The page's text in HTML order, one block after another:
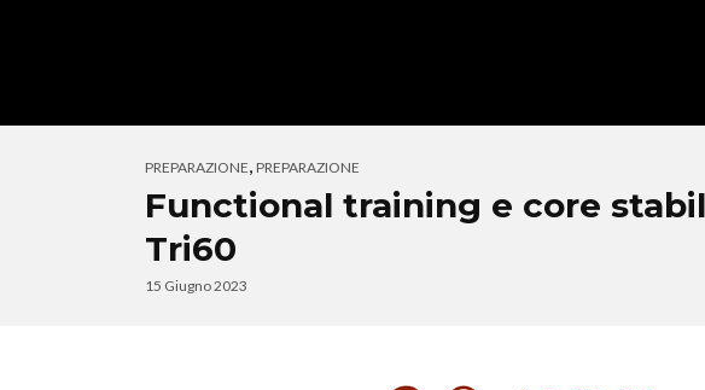
PREPARAZIONE, PREPARAZIONE
Functional training e core
Tri60
15 Giugno 2023